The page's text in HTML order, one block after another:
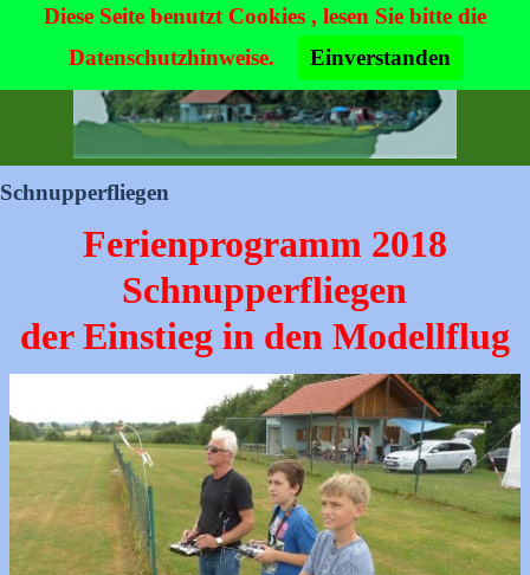
Diese Seite benutzt Cookies , lesen Sie bitte die
Datenschutzhinweise.
Einverstanden
Schnupperfliegen
Ferienprogramm 2018
Schnupperfliegen
der Einstieg in den Modellflug